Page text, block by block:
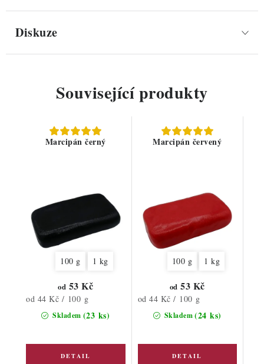
Diskuze
Související produkty
Marcipán černý
100 g 1 kg
Skladem (23 ks)
od 53 Kč
Měrná
cena:
od 44 Kč / 100 g
Marcipán červený
100 g 1 kg
Skladem(24 ks)
od 53 Kč
Měrná
cena:
od 44 Kč / 100 g